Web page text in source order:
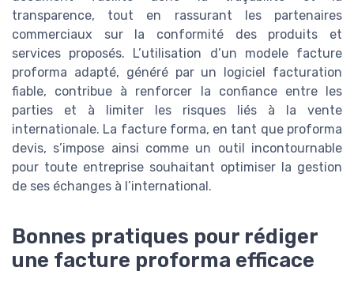
transparence, tout en rassurant les partenaires
commerciaux sur la conformité des produits et
services proposés. L’utilisation d’un modele facture
proforma adapté, généré par un logiciel facturation
fiable, contribue à renforcer la confiance entre les
parties et à limiter les risques liés à la vente
internationale. La facture forma, en tant que proforma
devis, s’impose ainsi comme un outil incontournable
pour toute entreprise souhaitant optimiser la gestion
de ses échanges à l’international.
Bonnes pratiques pour rédiger
une facture proforma efficace